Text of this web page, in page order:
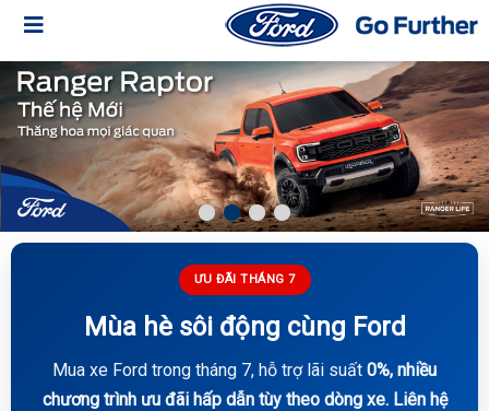
ƯU ĐÃI THÁNG 7
Mùa hè sôi động cùng Ford
Mua xe Ford trong tháng 7, hỗ trợ lãi suất 0%, nhiều
chương trình ưu đãi hấp dẫn tùy theo dòng xe. Liên hệ